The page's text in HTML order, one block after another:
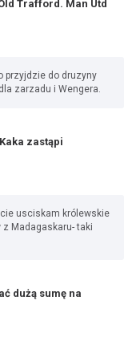
Trafford. Man Utd
przyjdzie do druzyny
zarzadu i Wengera.
zastąpi
usciskam królewskie
Madagaskaru- taki
dużą sumę na